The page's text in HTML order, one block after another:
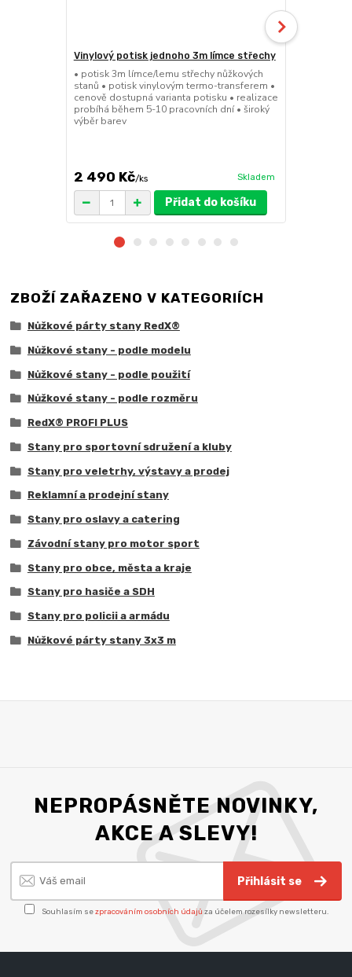
Vinylový potisk jednoho 3m límce střechy
• potisk 3m límce/lemu střechy nůžkových
stanů • potisk vinylovým termo-transferem •
cenově dostupná varianta potisku • realizace
probíhá během 5-10 pracovních dní • široký
výběr barev
2 490 Kč/ks Skladem
Přidat do košíku
ZBOŽÍ ZAŘAZENO V KATEGORIÍCH
Nůžkové párty stany RedX®
Nůžkové stany - podle modelu
Nůžkové stany - podle použití
Nůžkové stany - podle rozměru
RedX® PROFI PLUS
Stany pro sportovní sdružení a kluby
Stany pro veletrhy, výstavy a prodej
Reklamní a prodejní stany
Stany pro oslavy a catering
Závodní stany pro motor sport
Stany pro obce, města a kraje
Stany pro hasiče a SDH
Stany pro policii a armádu
Nůžkové párty stany 3x3 m
NEPROPÁSNĚTE NOVINKY,
AKCE A SLEVY!
Přihlásit se
Souhlasím sezpracováním osobních údajů za účelem rozesílky newsletteru.